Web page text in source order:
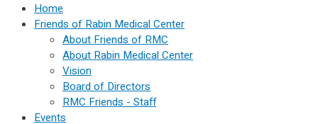
Home
Friends of Rabin Medical Center
About Friends of RMC
About Rabin Medical Center
Vision
Board of Directors
RMC Friends - Staff
Events